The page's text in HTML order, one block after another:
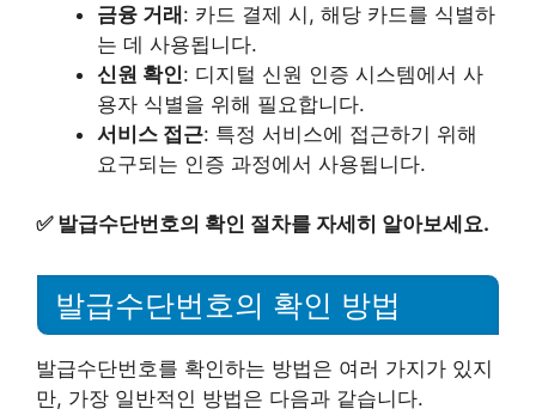
금융 거래: 카드 결제 시, 해당 카드를 식별하
는 데 사용됩니다.
신원 확인: 디지털 신원 인증 시스템에서 사
용자 식별을 위해 필요합니다.
서비스 접근: 특정 서비스에 접근하기 위해
요구되는 인증 과정에서 사용됩니다.
✅ 발급수단번호의 확인 절차를 자세히 알아보세요.
발급수단번호의 확인 방법
발급수단번호를 확인하는 방법은 여러 가지가 있지
만, 가장 일반적인 방법은 다음과 같습니다.